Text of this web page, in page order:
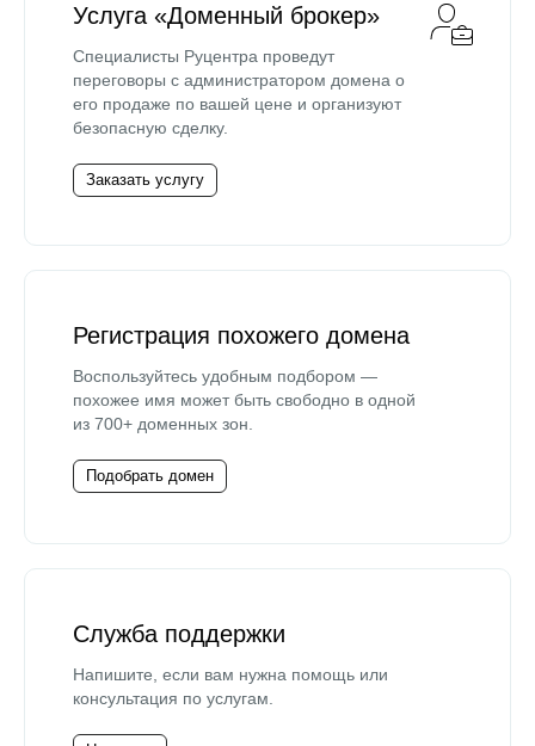
Услуга «Доменный брокер»
Специалисты Руцентра проведут
переговоры с администратором домена о
его продаже по вашей цене и организуют
безопасную сделку.
Заказать услугу
Регистрация похожего домена
Воспользуйтесь удобным подбором —
похожее имя может быть свободно в одной
из 700+ доменных зон.
Подобрать домен
Служба поддержки
Напишите, если вам нужна помощь или
консультация по услугам.